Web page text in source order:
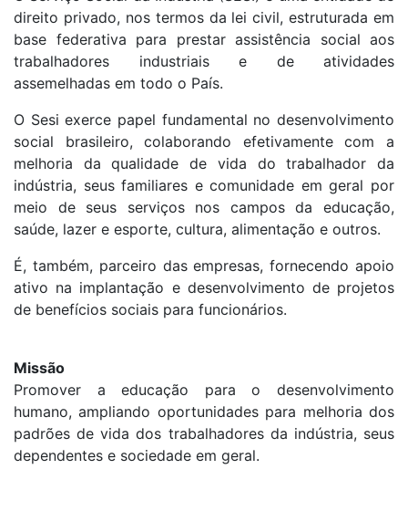
direito privado, nos termos da lei civil, estruturada em
base federativa para prestar assistência social aos
trabalhadores industriais e de atividades
assemelhadas em todo o País.
O Sesi exerce papel fundamental no desenvolvimento
social brasileiro, colaborando efetivamente com a
melhoria da qualidade de vida do trabalhador da
indústria, seus familiares e comunidade em geral por
meio de seus serviços nos campos da educação,
saúde, lazer e esporte, cultura, alimentação e outros.
É, também, parceiro das empresas, fornecendo apoio
ativo na implantação e desenvolvimento de projetos
de benefícios sociais para funcionários.
Missão
Promover a educação para o desenvolvimento
humano, ampliando oportunidades para melhoria dos
padrões de vida dos trabalhadores da indústria, seus
dependentes e sociedade em geral.